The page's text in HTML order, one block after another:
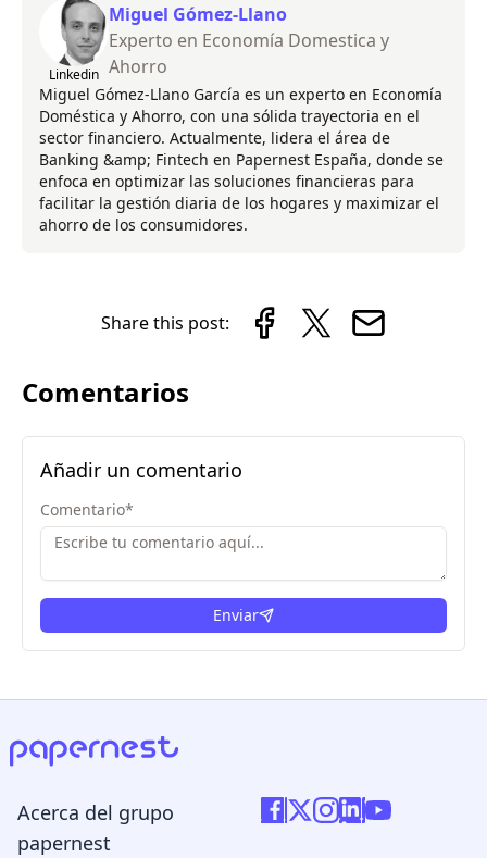
Linkedin
Miguel Gómez-Llano
Experto en Economía Domestica y
Ahorro
Miguel Gómez-Llano García es un experto en Economía
Doméstica y Ahorro, con una sólida trayectoria en el
sector financiero. Actualmente, lidera el área de
Banking &amp; Fintech en Papernest España, donde se
enfoca en optimizar las soluciones financieras para
facilitar la gestión diaria de los hogares y maximizar el
ahorro de los consumidores.
Share this post:
Comentarios
Añadir un comentario
Comentario*
Enviar
Acerca del grupo
papernest